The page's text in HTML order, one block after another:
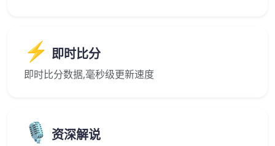
⚡ 即时比分
即时比分数据,毫秒级更新速度
🎙️ 资深解说